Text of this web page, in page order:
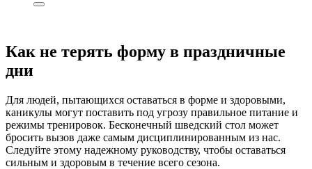
Как не терять форму в праздничные
дни
Для людей, пытающихся оставаться в форме и здоровыми,
каникулы могут поставить под угрозу правильное питание и
режимы тренировок. Бесконечный шведский стол может
бросить вызов даже самым дисциплинированным из нас.
Следуйте этому надежному руководству, чтобы оставаться
сильным и здоровым в течение всего сезона.